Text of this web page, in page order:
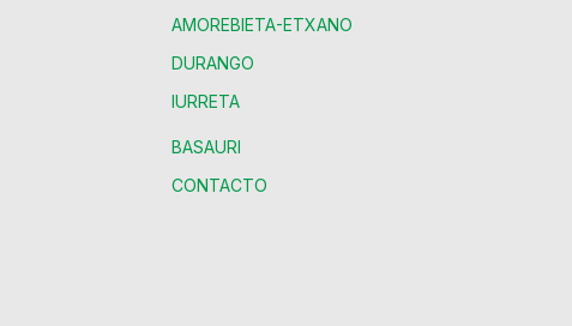
AMOREBIETA-ETXANO
DURANGO
IURRETA
BASAURI
CONTACTO